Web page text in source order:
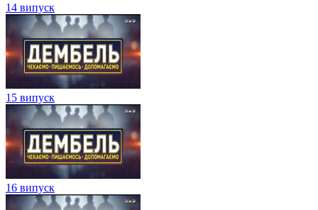
14 випуск
15 випуск
16 випуск